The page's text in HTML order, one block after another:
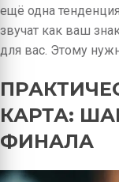
ещё одна
звучат как ваш
для вас. Этому
КАРТА:
ФИНАЛА